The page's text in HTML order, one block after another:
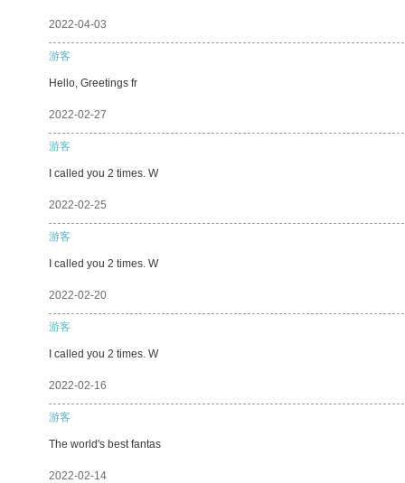
2022-04-03
游客
Hello, Greetings fr
2022-02-27
游客
I called you 2 times. W
2022-02-25
游客
I called you 2 times. W
2022-02-20
游客
I called you 2 times. W
2022-02-16
游客
The world's best fantas
2022-02-14